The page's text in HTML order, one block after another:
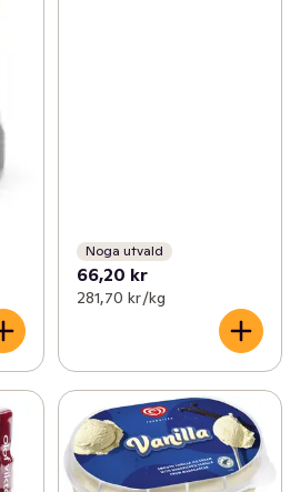
Noga utvald
66,20 kr
281,70 kr /kg